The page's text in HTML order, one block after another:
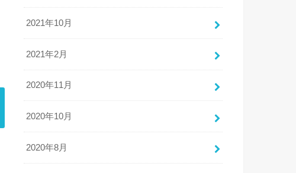
2021年10月
2021年2月
2020年11月
2020年10月
2020年8月